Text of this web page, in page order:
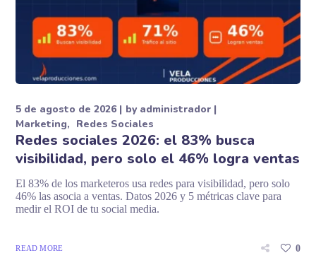
5 de agosto de 2026 by administrador
Marketing
Redes Sociales
Redes sociales 2026: el 83% busca
visibilidad, pero solo el 46% logra ventas
El 83% de los marketeros usa redes para visibilidad, pero solo
46% las asocia a ventas. Datos 2026 y 5 métricas clave para
medir el ROI de tu social media.
READ MORE 0